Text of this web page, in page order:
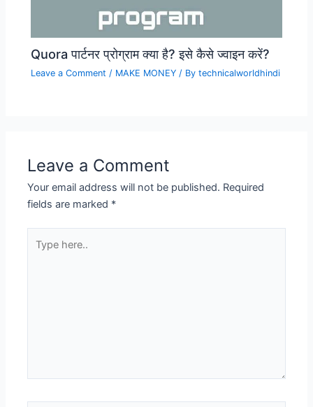
Quora पार्टनर प्रोग्राम क्या है? इसे कैसे ज्वाइन करें?
Leave a Comment / MAKE MONEY / Bytechnicalworldhindi
Leave a Comment
Your email address will not be published. Required
fields are marked *
here..